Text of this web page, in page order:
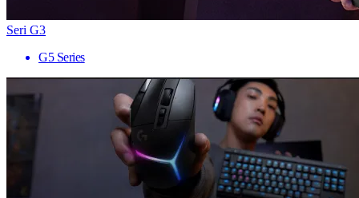
Seri G3
G5 Series